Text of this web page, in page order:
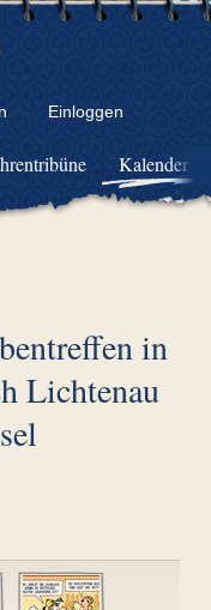
Einloggen
Kalender
in
Lichtenau